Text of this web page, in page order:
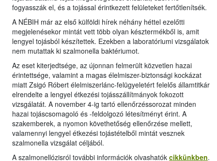
fogyasszák el, és a tojással érintkezett felületeket fertőtlenítsék.
A NÉBIH már az első külföldi hírek néhány héttel ezelőtti
megjelenésekor mintát vett több olyan késztermékből is, amit
lengyel tojásból készítettek. Ezekben a laboratóriumi vizsgálatok
nem mutattak ki szalmonella baktériumot.
Az eset kiterjedtsége, az újonnan felmerült közvetlen hazai
érintettsége, valamint a magas élelmiszer-biztonsági kockázat
miatt Zsigó Róbert élelmiszerlánc-felügyeletért felelős államtitkár
elrendelte a lengyel étkezési tojásszállítmányok fokozott
vizsgálatát. A november 4-ig tartó ellenőrzéssorozat minden
hazai tojáscsomagoló és -feldolgozó létesítményt érint. A
szakemberek, a nyomon követhetőség ellenőrzése mellett,
valamennyi lengyel étkezési tojástételből mintát vesznek
szalmonella vizsgálat céljából.
A szalmonellózisról további információk olvashatók cikkünkben.